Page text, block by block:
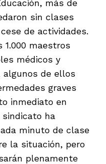
más de
sin clases
de actividades.
maestros
médicos y
de ellos
graves
inmediato en
sindicato ha
minuto de clase
la situación, pero
plenamente